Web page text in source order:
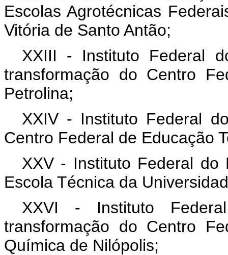
Escolas Agrotécnicas
Vitória de Santo Antão;
XXIII - Instituto Federal
transformação do Centro
Petrolina;
XXIV - Instituto Federal
Centro Federal de Educação
XXV - Instituto Federal do
Escola Técnica da
XXVI - Instituto
transformação do Centro
Química de Nilópolis;